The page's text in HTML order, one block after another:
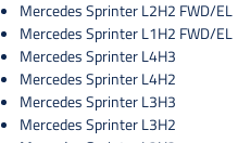
Mercedes Sprinter L2H2 FWD/EL
Mercedes Sprinter L1H2 FWD/EL
Mercedes Sprinter L4H3
Mercedes Sprinter L4H2
Mercedes Sprinter L3H3
Mercedes Sprinter L3H2